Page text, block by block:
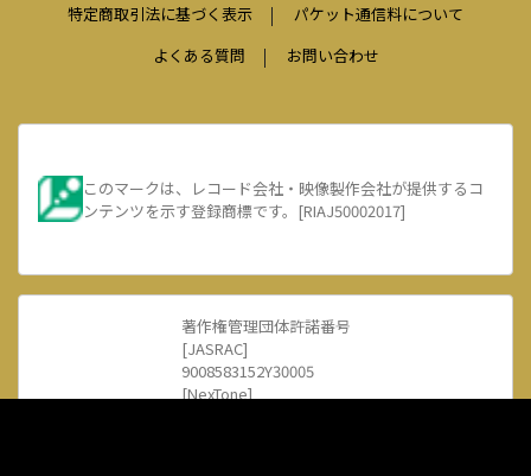
特定商取引法に基づく表示
パケット通信料について
よくある質問
お問い合わせ
このマークは、レコード会社・映像製作会社が提供するコ
ンテンツを示す登録商標です。[RIAJ50002017]
著作権管理団体許諾番号
[JASRAC]
9008583152Y30005
[NexTone]